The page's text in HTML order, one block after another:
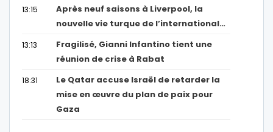
13:15
Après neuf saisons à Liverpool, la
nouvelle vie turque de l’international…
13:13
Fragilisé, Gianni Infantino tient une
réunion de crise à Rabat
18:31
Le Qatar accuse Israël de retarder la
mise en œuvre du plan de paix pour
Gaza